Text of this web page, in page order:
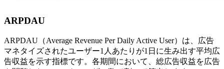
ARPDAU
ARPDAU（Average Revenue Per Daily Active User）は、広告
マネタイズされたユーザー1人あたりが1日に生み出す平均広
告収益を示す指標です。各期間において、総広告収益を広告